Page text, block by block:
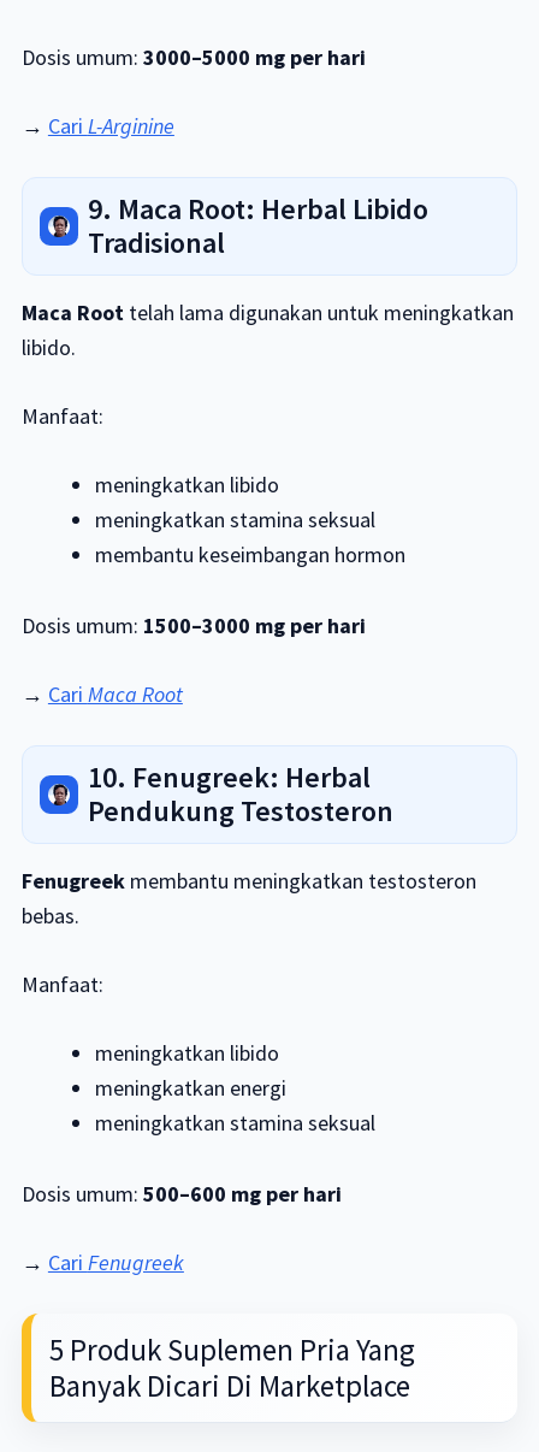
Dosis umum: 3000–5000 mg per hari
→ Cari L-Arginine
9. Maca Root: Herbal Libido
Tradisional
Maca Roottelah lama digunakan untuk meningkatkan
libido.
Manfaat:
meningkatkan libido
meningkatkan stamina seksual
membantu keseimbangan hormon
Dosis umum: 1500–3000 mg per hari
→ Cari Maca Root
10. Fenugreek: Herbal
Pendukung Testosteron
Fenugreekmembantu meningkatkan testosteron
bebas.
Manfaat:
meningkatkan libido
meningkatkan energi
meningkatkan stamina seksual
Dosis umum: 500–600 mg per hari
→ Cari Fenugreek
5 Produk Suplemen Pria Yang
Banyak Dicari Di Marketplace